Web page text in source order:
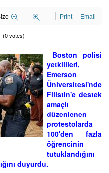
Print Email
(0 votes)
Boston polisi
yetkilileri,
Emerson
Üniversitesi'nde
Filistin'e destek
amaçlı
düzenlenen
protestolarda
100'den fazla
öğrencinin
tutuklandığını
duyurdu.